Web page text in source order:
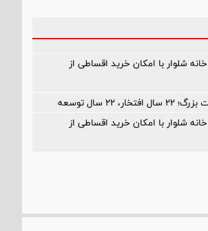
شلوار با امکان خرید اقساطی از
۲۲ سال توسعه
شلوار با امکان خرید اقساطی از